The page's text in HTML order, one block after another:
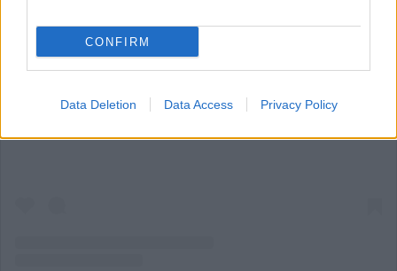
CONFIRM
Data Deletion Data Access Privacy Policy